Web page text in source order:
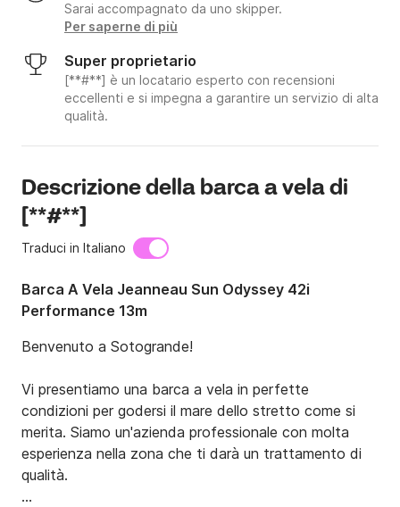
Sarai accompagnato da uno skipper.
Per saperne di più
Super proprietario
[**#**] è un locatario esperto con recensioni
eccellenti e si impegna a garantire un servizio di alta
qualità.
Descrizione della barca a vela di
[**#**]
Traduci in Italiano
Barca A Vela Jeanneau Sun Odyssey 42i
Performance 13m
Benvenuto a Sotogrande!
Vi presentiamo una barca a vela in perfette
condizioni per godersi il mare dello stretto come si
merita. Siamo un'azienda professionale con molta
esperienza nella zona che ti darà un trattamento di
qualità.